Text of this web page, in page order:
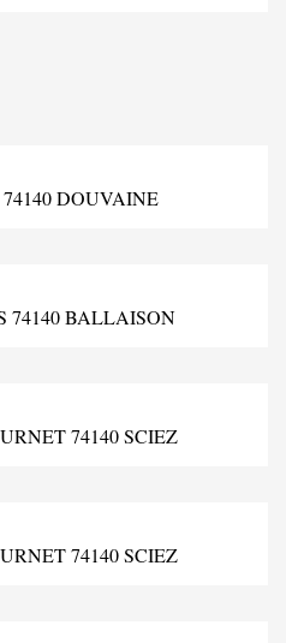
DOUVAINE
74140 BALLAISON
74140 SCIEZ
74140 SCIEZ